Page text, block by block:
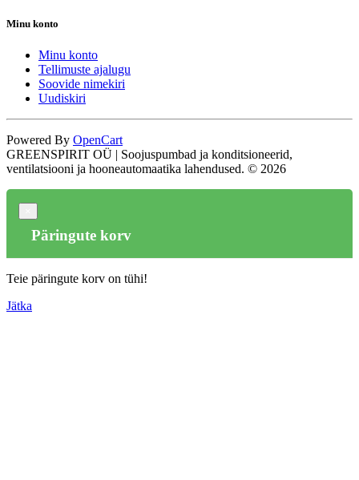
Minu konto
Minu konto
Tellimuste ajalugu
Soovide nimekiri
Uudiskiri
Powered By OpenCart
GREENSPIRIT OÜ | Soojuspumbad ja konditsioneerid,
ventilatsiooni ja hooneautomaatika lahendused. © 2026
Päringute korv
Teie päringute korv on tühi!
Jätka